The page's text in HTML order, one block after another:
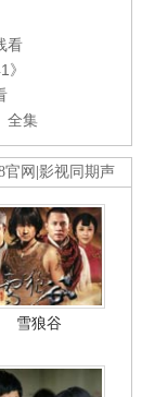
看
全集
官网 影视同期声
雪狼谷